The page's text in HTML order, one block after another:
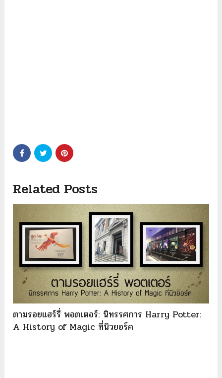
Related Posts
ตามรอยแฮร์รี่ พอตเตอร์: นิทรรศการ Harry Potter:
A History of Magic ที่นิวยอร์ค